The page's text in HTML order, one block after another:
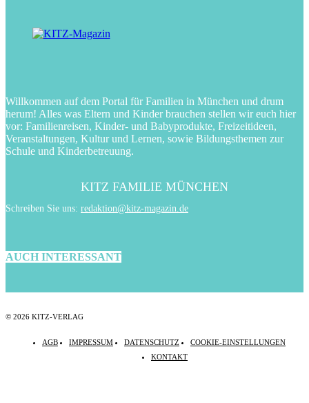
Willkommen auf dem Portal für Familien in München und drum
herum! Alles was Eltern und Kinder brauchen stellen wir euch hier
vor: Familienreisen, Kinder- und Babyprodukte, Freizeitideen,
Veranstaltungen, Kultur und Lernen, sowie Bildungsthemen zur
Schule und Kinderbetreuung.
KITZ FAMILIE MÜNCHEN
Schreiben Sie uns: redaktion@kitz-magazin.de
AUCH INTERESSANT
© 2026 KITZ-VERLAG
AGB IMPRESSUM DATENSCHUTZ
COOKIE-EINSTELLUNGEN
KONTAKT